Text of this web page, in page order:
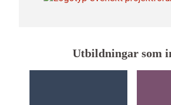
Utbildningar som